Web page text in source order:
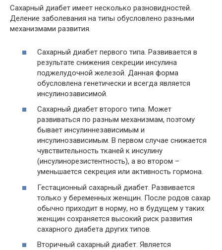
Сахарный диабет имеет несколько разновидностей.
Деление заболевания на типы обусловлено разными
механизмами развития.
Сахарный диабет первого типа. Развивается в
результате снижения секреции инсулина
поджелудочной железой. Данная форма
обусловлена генетически и всегда является
инсулинозависимой.
Сахарный диабет второго типа. Может
развиваться по разным механизмам, поэтому
бывает инсулиннезависимым и
инсулинозависимым. В первом случае снижается
чувствительность тканей к инсулину
(инсулинорезистентность), а во втором –
уменьшается секреция или активность гормона.
Гестационный сахарный диабет. Развивается
только у беременных женщин. После родов сахар
обычно приходит в норму, но в будущем у таких
женщин сохраняется высокий риск развития
сахарного диабета других типов.
Вторичный сахарный диабет. Является